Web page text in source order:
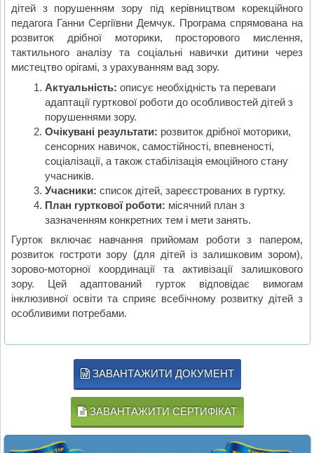
дітей з порушенням зору під керівництвом корекційного
педагога Ганни Сергіївни Демчук. Програма спрямована на
розвиток дрібної моторики, просторового мислення,
тактильного аналізу та соціальні навички дитини через
мистецтво орігамі, з урахуванням вад зору.
Актуальність: описує необхідність та переваги
адаптації гурткової роботи до особливостей дітей з
порушеннями зору.
Очікувані результати: розвиток дрібної моторики,
сенсорних навичок, самостійності, впевненості,
соціалізації, а також стабілізація емоційного стану
учасників.
Учасники: список дітей, зареєстрованих в гуртку.
План гурткової роботи: місячний план з
зазначенням конкретних тем і мети занять.
Гурток включає навчання прийомам роботи з папером,
розвиток гостроти зору (для дітей із залишковим зором),
зорово-моторної координації та активізації залишкового
зору. Цей адаптований гурток відповідає вимогам
інклюзивної освіти та сприяє всебічному розвитку дітей з
особливими потребами.
ЗАВАНТАЖИТИ ДОКУМЕНТ
ЗАВАНТАЖИТИ СЕРТИФІКАТ